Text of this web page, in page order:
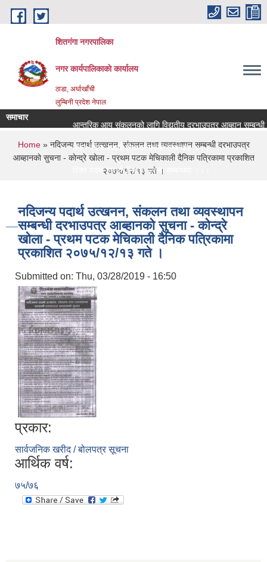
Skip to main content
शितगंगा नगरपालिका
नगर कार्यपालिकाकाे कार्यालय
ठाडा, अर्घाखाँची
लुम्बिनी प्रदेश नेपाल
समाचार
आन्तरिक आय संकलनको लागि विद्युतीय दरभाउपत्र आब्हान सम्बन्धी
रिक्त पदमा स्थायी शिक्षक सरुवा सम्बन्धमा ।।।
रिक्त पदमा स्थायी शिक्षक सरुवा सम्बन्धमा ।।।
You are here
Home» नदिजन्य पदार्थ उत्खनन, संकलन तथा व्यवस्थापन सम्बन्धी दरभाउपत्र
आब्हानकाे सुचना - काेन्द्रे खाेला - प्रथम पटक मेचिकाली दैनिक पत्रिकामा प्रकाशित
२०७५/१२/१३ गते ।
नदिजन्य पदार्थ उत्खनन, संकलन तथा व्यवस्थापन
सम्बन्धी दरभाउपत्र आब्हानकाे सुचना - काेन्द्रे
खाेला - प्रथम पटक मेचिकाली दैनिक पत्रिकामा
प्रकाशित २०७५/१२/१३ गते ।
Submitted on: Thu, 03/28/2019 - 16:50
प्रकार:
सार्वजनिक खरीद / बोलपत्र सूचना
आर्थिक वर्ष:
७५/७६